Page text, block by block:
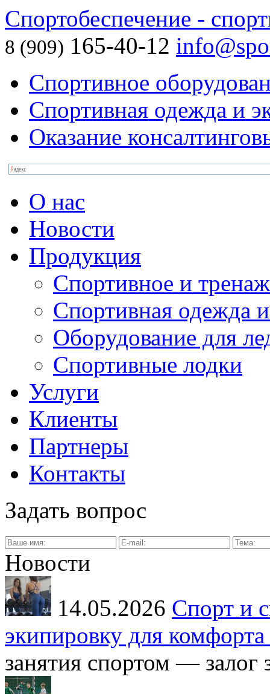
Спортобеспечение -
8 (909) 165-40-12
Спортивное
Спортивная одежда и
Оказание
О нас
Новости
Продукция
Спортивное и
Спортивная одежда
Оборудование для
Спортивные лодки
Услуги
Клиенты
Партнеры
Контакты
Задать вопрос
Новости
14.05.2026 Спорт и
экипировку для комфорта
занятия спортом — залог